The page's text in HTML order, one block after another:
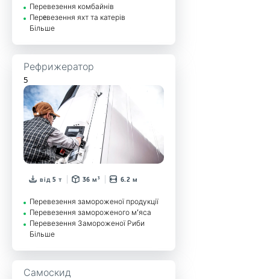
Перевезення комбайнів
Перeвезення яхт та катерів
Більше
Рефрижератор
5
від 5 т 36 м³ 6.2 м
Перевезення замороженої продукції
Перевезення замороженого м’яса
Перевезення Замороженої Риби
Більше
Самоскид